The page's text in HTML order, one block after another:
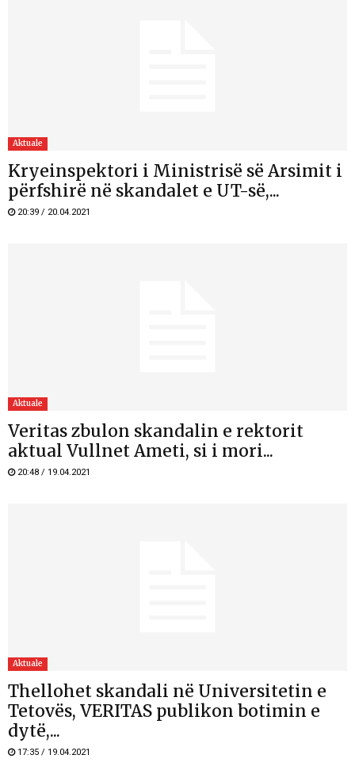
Aktuale
Kryeinspektori i Ministrisë së Arsimit i
përfshirë në skandalet e UT-së,...
20:39 / 20.04.2021
Aktuale
Veritas zbulon skandalin e rektorit
aktual Vullnet Ameti, si i mori...
20:48 / 19.04.2021
Aktuale
Thellohet skandali në Universitetin e
Tetovës, VERITAS publikon botimin e
dytë,...
17:35 / 19.04.2021